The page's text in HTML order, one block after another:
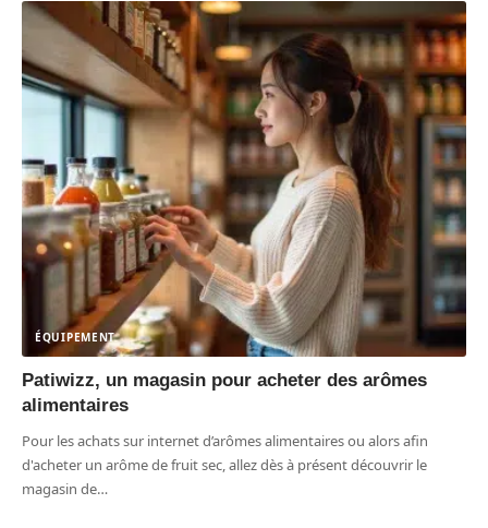
ÉQUIPEMENT
Patiwizz, un magasin pour acheter des arômes
alimentaires
Pour les achats sur internet d’arômes alimentaires ou alors afin
d'acheter un arôme de fruit sec, allez dès à présent découvrir le
magasin de…